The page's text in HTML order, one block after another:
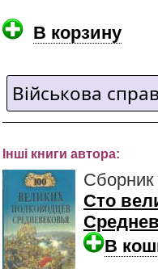
В корзину
Військова
Інші книги автора:
Сборник
Сто
В